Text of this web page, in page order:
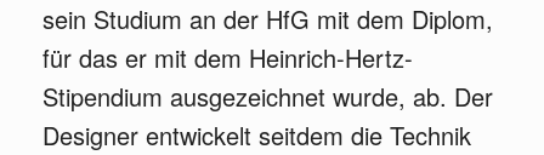
sein Studium an der HfG mit dem Diplom,
für das er mit dem Heinrich-Hertz-
Stipendium ausgezeichnet wurde, ab. Der
Designer entwickelt seitdem die Technik